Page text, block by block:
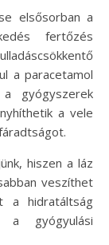
elsősorban a
fertőzés
a paracetamol
gyógyszerek
a vele
hiszen a láz
veszíthet
a hidratáltság
a gyógyulási